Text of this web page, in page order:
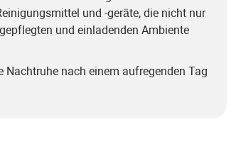
und -geräte, die nicht nur
und einladenden Ambiente
nach einem aufregenden Tag